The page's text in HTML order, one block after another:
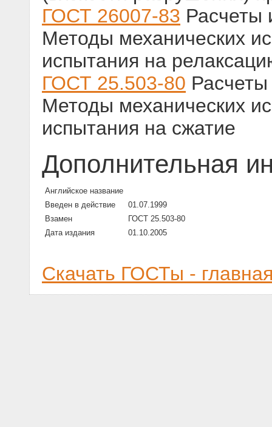
ГОСТ 26007-83 Расчеты
Методы механических
испытания на
ГОСТ 25.503-80
Методы механических
испытания на сжатие
Дополнительная
Английское название
Введен в действие
01.07.1999
Взамен
ГОСТ 25.503-80
Дата издания
01.10.2005
Скачать ГОСТы -